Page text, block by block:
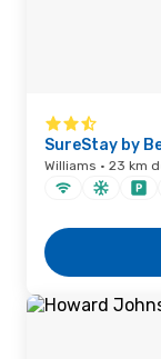
SureStay by
Williams · 23 km